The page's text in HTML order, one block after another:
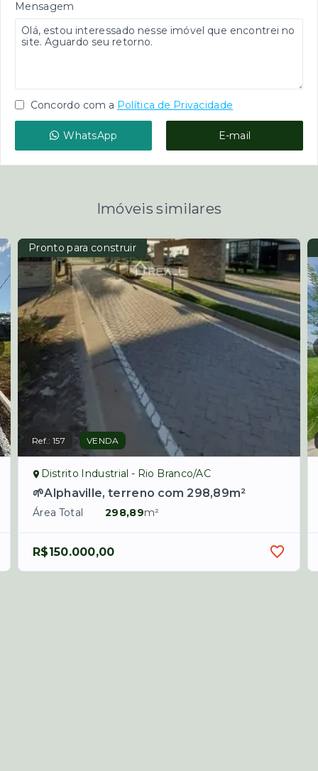
Mensagem
Concordo com a Política de Privacidade
WhatsApp E-mail
Imóveis similares
Pronto para construir
Ref.:157 VENDA
Distrito Industrial - Rio Branco/AC
🌱Alphaville, terreno com 298,89m²
Área Total 298,89m²
R$150.000,00